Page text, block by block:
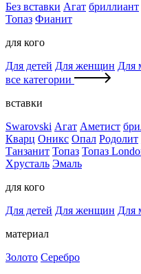
Без вставки Агат бриллиант
Топаз Фианит
для кого
Для детей Для женщин Для
все категории
вставки
Swarovski Агат Аметист
Кварц Оникс Опал Родолит
Танзанит Топаз Топаз
Хрусталь Эмаль
для кого
Для детей Для женщин Для
материал
Золото Серебро